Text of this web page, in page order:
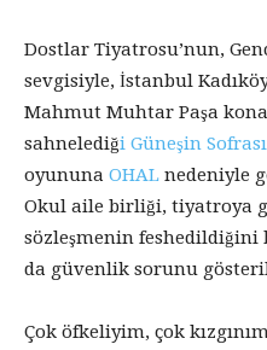
Dostlar Tiyatrosu’nun,
sevgisiyle, İstanbul
Mahmut Muhtar Paşa
sahnelediği Güneşin
oyununa OHAL nedeniyle
Okul aile birliği, tiyatroya
sözleşmenin
da güvenlik sorunu
Çok öfkeliyim, çok